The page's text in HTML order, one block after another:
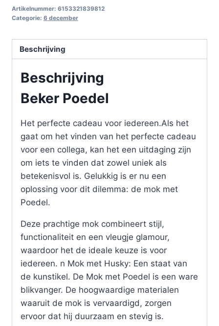
Artikelnummer: 6153321839812
Categorie: 6 december
Beschrijving
Beschrijving
Beker Poedel
Het perfecte cadeau voor iedereen.Als het
gaat om het vinden van het perfecte cadeau
voor een collega, kan het een uitdaging zijn
om iets te vinden dat zowel uniek als
betekenisvol is. Gelukkig is er nu een
oplossing voor dit dilemma: de mok met
Poedel.
Deze prachtige mok combineert stijl,
functionaliteit en een vleugje glamour,
waardoor het de ideale keuze is voor
iedereen. n Mok met Husky: Een staat van
de kunstikel. De Mok met Poedel is een ware
blikvanger. De hoogwaardige materialen
waaruit de mok is vervaardigd, zorgen
ervoor dat hij duurzaam en stevig is.